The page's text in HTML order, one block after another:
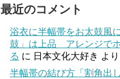
最近のコメント
浴衣に半幅帯をお太鼓風
鼓」は上品 アレンジで
る に 日本文化大好き より
半幅帯の結び方「割角出